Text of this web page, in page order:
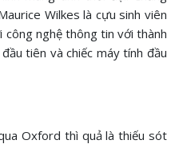
Wilkes là cựu sinh viên
nghệ thông tin với thành
tiên và chiếc máy tính đầu
Oxford thì quả là thiếu sót